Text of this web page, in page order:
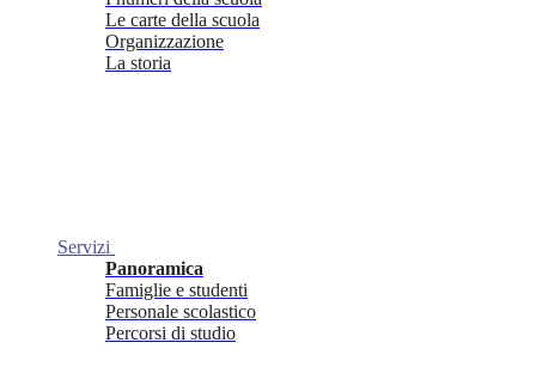
Le carte della scuola
Organizzazione
La storia
Servizi
Panoramica
Famiglie e studenti
Personale scolastico
Percorsi di studio